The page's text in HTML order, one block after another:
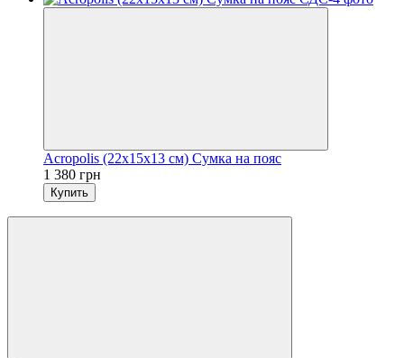
Acropolis (22х15х13 см) Сумка на пояс
1 380 грн
Купить